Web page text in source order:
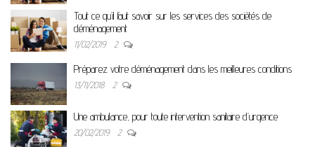
Tout ce qu’il faut savoir sur les services des sociétés de
déménagement
11/02/2019 2
Préparez votre déménagement dans les meilleures conditions
13/11/2018 2
Une ambulance, pour toute intervention sanitaire d’urgence
20/02/2019 2